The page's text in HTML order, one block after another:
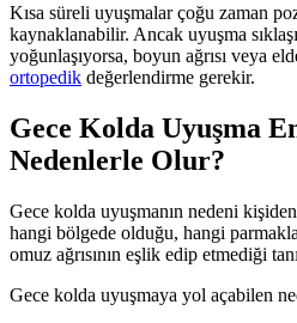
Kısa süreli uyuşmalar çoğu zaman
kaynaklanabilir. Ancak uyuşma
yoğunlaşıyorsa, boyun ağrısı veya
ortopedik değerlendirme gerekir.
Gece Kolda Uyuşma
Nedenlerle Olur?
Gece kolda uyuşmanın nedeni
hangi bölgede olduğu, hangi
omuz ağrısının eşlik edip etmediği
Gece kolda uyuşmaya yol açabilen